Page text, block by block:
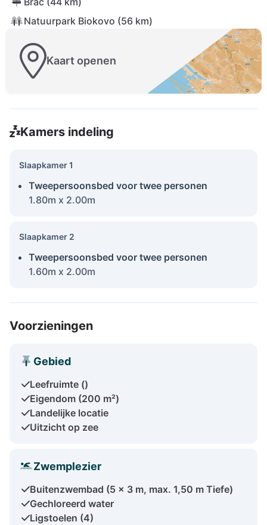
Natuurpark Biokovo (56 km)
Kaart openen
Kamers indeling
Slaapkamer 1
Tweepersoonsbed voor twee personen
1.80m x 2.00m
Slaapkamer 2
Tweepersoonsbed voor twee personen
1.60m x 2.00m
Voorzieningen
Gebied
Leefruimte ()
Eigendom (200 m²)
Landelijke locatie
Uitzicht op zee
Zwemplezier
Buitenzwembad (5 x 3 m, max. 1,50 m Tiefe)
Gechloreerd water
Ligstoelen (4)